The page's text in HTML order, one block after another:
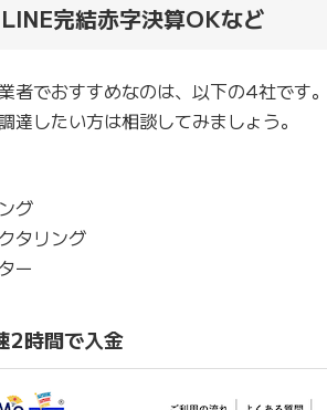
完結赤字決算OKなど
者でおすすめなのは、以下の4社です
達したい方は相談してみましょう。
グ
タリング
ー
2時間で入金